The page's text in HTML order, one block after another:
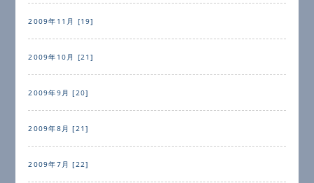
2009年11月 [19]
2009年10月 [21]
2009年9月 [20]
2009年8月 [21]
2009年7月 [22]